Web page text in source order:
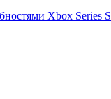
Xbox Series S